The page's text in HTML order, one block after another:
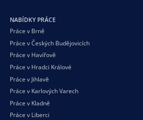
NABÍDKY PRÁCE
Práce v Brně
Práce v Českých Budějovicích
Práce v Havířově
Práce v Hradci Králové
Práce v Jihlavě
Práce v Karlových Varech
Práce v Kladně
Práce v Liberci